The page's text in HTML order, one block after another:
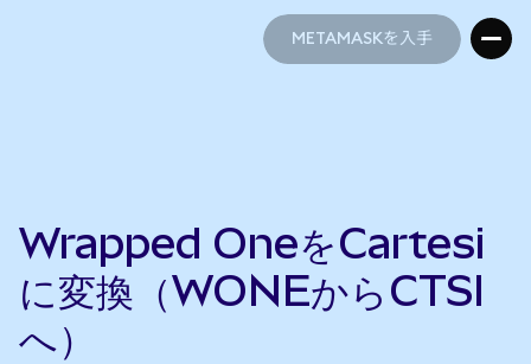
METAMASKを入手
Wrapped OneをCartesi
に変換（WONEからCTSI
へ）